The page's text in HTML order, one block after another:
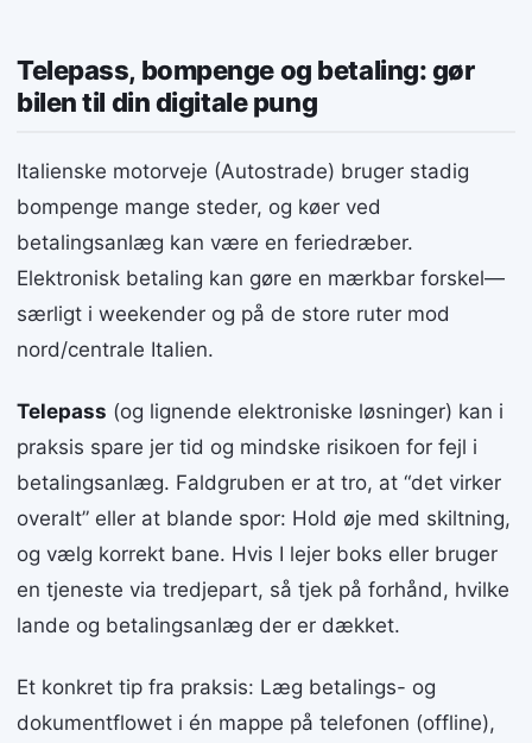
Telepass, bompenge og betaling: gør
bilen til din digitale pung
Italienske motorveje (Autostrade) bruger stadig
bompenge mange steder, og køer ved
betalingsanlæg kan være en feriedræber.
Elektronisk betaling kan gøre en mærkbar forskel—
særligt i weekender og på de store ruter mod
nord/centrale Italien.
Telepass (og lignende elektroniske løsninger) kan i
praksis spare jer tid og mindske risikoen for fejl i
betalingsanlæg. Faldgruben er at tro, at “det virker
overalt” eller at blande spor: Hold øje med skiltning,
og vælg korrekt bane. Hvis I lejer boks eller bruger
en tjeneste via tredjepart, så tjek på forhånd, hvilke
lande og betalingsanlæg der er dækket.
Et konkret tip fra praksis: Læg betalings- og
dokumentflowet i én mappe på telefonen (offline),